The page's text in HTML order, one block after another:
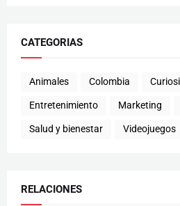
CATEGORIAS
Animales Colombia
Entretenimiento Marketing
Salud y bienestar Videojuegos
RELACIONES